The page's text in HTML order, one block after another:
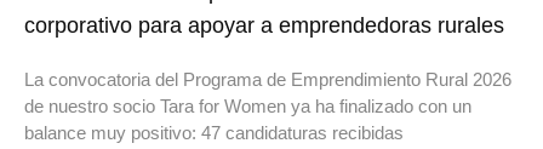
corporativo para apoyar a emprendedoras rurales
La convocatoria del Programa de Emprendimiento Rural 2026
de nuestro socio Tara for Women ya ha finalizado con un
balance muy positivo: 47 candidaturas recibidas